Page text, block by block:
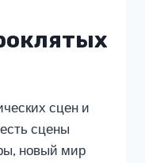
сцен и
сцены
новый мир